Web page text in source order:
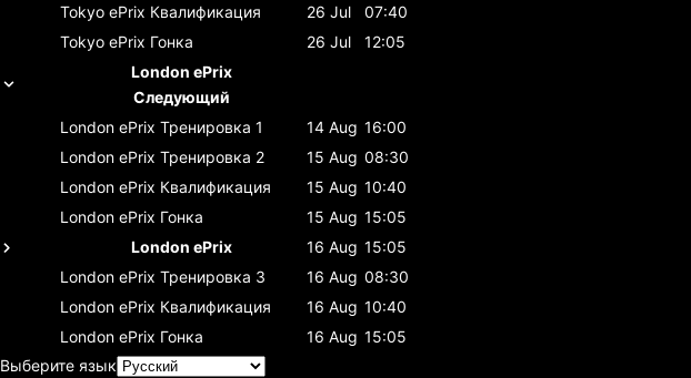
Tokyo ePrix Квалификация 26 Jul
07:40
Tokyo ePrix Гонка 26 Jul
12:05
London ePrix
Следующий
London ePrix Тренировка 1 14 Aug 16:00
London ePrix Тренировка 2 15 Aug 08:30
London ePrix Квалификация 15 Aug 10:40
London ePrix Гонка 15 Aug 15:05
London ePrix
16 Aug 15:05
London ePrix Тренировка 3 16 Aug 08:30
London ePrix Квалификация 16 Aug 10:40
London ePrix Гонка 16 Aug 15:05
Выберите язык